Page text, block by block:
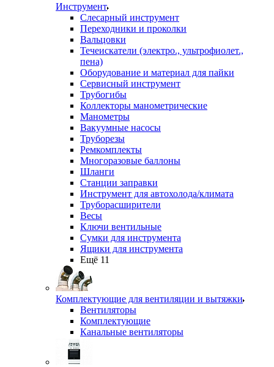
Инструмент
Слесарный инструмент
Переходники и проколки
Вальцовки
Течеискатели (электро., ультрофиолет.,
пена)
Оборудование и материал для пайки
Сервисный инструмент
Трубогибы
Коллекторы манометрические
Манометры
Вакуумные насосы
Труборезы
Ремкомплекты
Многоразовые баллоны
Шланги
Станции заправки
Инструмент для автохолода/климата
Труборасширители
Весы
Ключи вентильные
Сумки для инструмента
Ящики для инструмента
Ещё 11
Комплектующие для вентиляции и вытяжки
Вентиляторы
Комплектующие
Канальные вентиляторы